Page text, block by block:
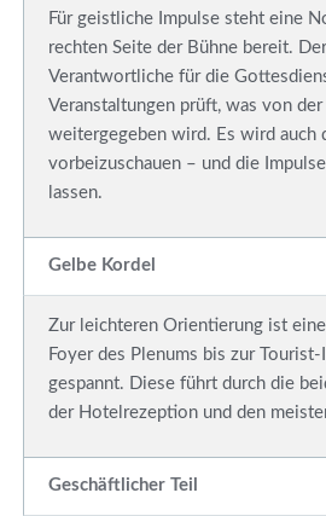
Für geistliche Impulse steht eine
rechten Seite der Bühne bereit.
Verantwortliche für die
Veranstaltungen prüft, was von der
weitergegeben wird. Es wird auch
vorbeizuschauen – und die
lassen.
Gelbe Kordel
Zur leichteren Orientierung ist
Foyer des Plenums bis zur
gespannt. Diese führt durch die
der Hotelrezeption und den
Geschäftlicher Teil